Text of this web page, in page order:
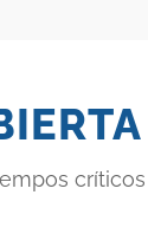
críticos